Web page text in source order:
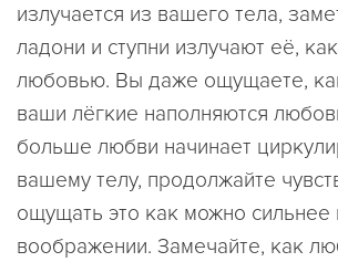
излучается из вашего тела,
ладони и ступни излучают её,
любовью. Вы даже ощущаете,
ваши лёгкие наполняются
больше любви начинает
вашему телу, продолжайте
ощущать это как можно сильнее
воображении. Замечайте, как